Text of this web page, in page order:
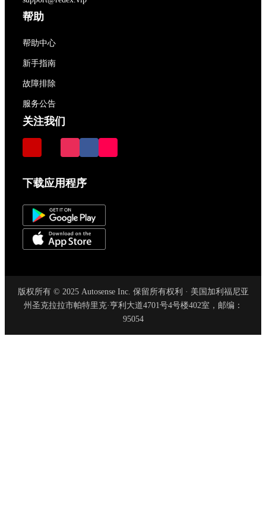
帮助
帮助中心
新手指南
故障排除
服务公告
关注我们
下载应用程序
版权所有 © 2025 Autosense Inc. 保留所有权利 · 美国加利福尼亚
州圣克拉拉市帕特里克·亨利大道4701号4号楼402室，邮编：
95054